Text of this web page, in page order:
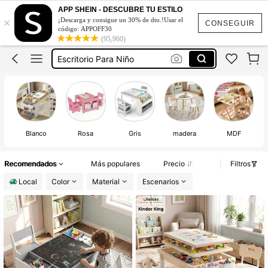
CONSEGUIR
×
APP SHEIN - DESCUBRE TU ESTILO
¡Descarga y consigue un 30% de dto.!Usar el
código: APPOFF30
(95,960)
Escritorio Para Niña
Mesa Para Niños
Mesas Para Niños
Escritorio Para Niño
Escritorio Para Niña
Mesa Para Niños
Blanco Rosa Gris madera MDF
Recomendados Más populares Precio
Filtros
Local
Color Material Escenarios